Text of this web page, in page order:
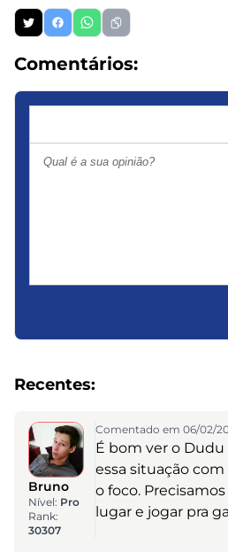
Comentários:
Recentes:
Bruno
Nível: Pro
Rank:
30307
Comentado em 06/02/
É bom ver o
essa situação
o foco.
lugar e jogar pra